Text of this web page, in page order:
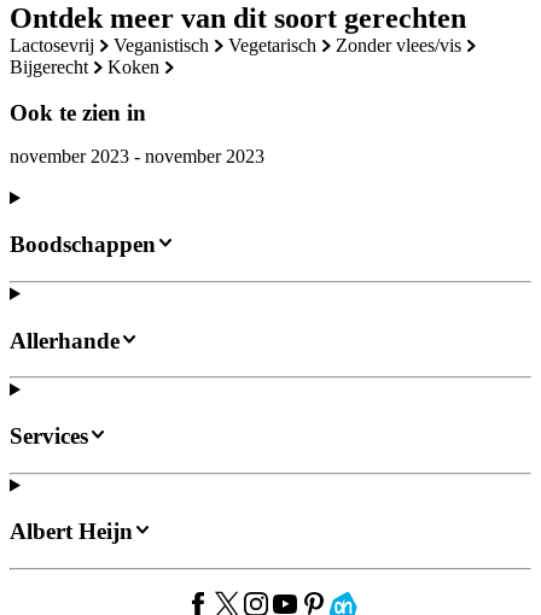
Ontdek meer van dit soort gerechten
lactosevrij veganistisch vegetarisch
zonder vlees/vis
bijgerecht
koken
Ook te zien in
november 2023 - november 2023
Boodschappen
Allerhande
Services
Albert Heijn